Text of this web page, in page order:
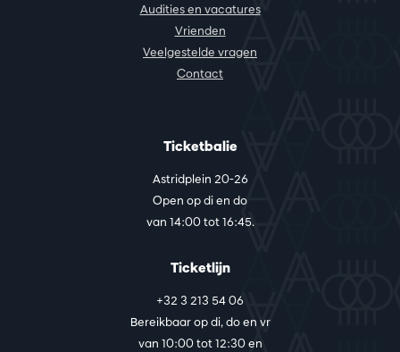
Audities en vacatures
Vrienden
Veelgestelde vragen
Contact
Ticketbalie
Astridplein 20-26
Open op di en do
van 14:00 tot 16:45.
Ticketlijn
+32 3 213 54 06
Bereikbaar op di, do en vr
van 10:00 tot 12:30 en